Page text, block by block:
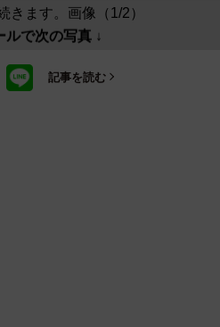
きます。画像（1/2）
ルで次の写真 ↓
記事を読む